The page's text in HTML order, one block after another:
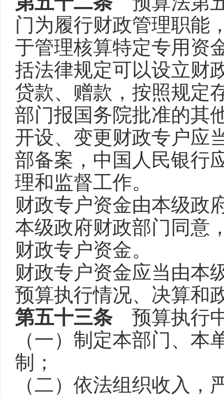
门为履行财政管理职能
于管理核算特定专用资
括法律规定可以设立财
贷款、赠款，按照规定
部门报国务院批准的其
开设、变更财政专户应
部备案，中国人民银行
理和监督工作。
财政专户资金由本级政
本级政府财政部门同意
财政专户资金。
财政专户资金应当由本
预算执行情况、决算和
第五十三条预算执行中
（一）制定本部门、
制；
（二）依法组织收入